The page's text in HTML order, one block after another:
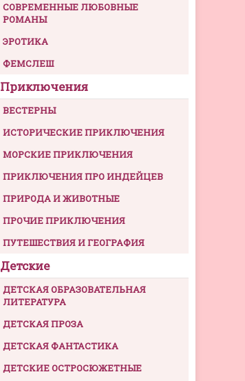
СОВРЕМЕННЫЕ ЛЮБОВНЫЕ
РОМАНЫ
ЭРОТИКА
ФЕМСЛЕШ
Приключения
ВЕСТЕРНЫ
ИСТОРИЧЕСКИЕ ПРИКЛЮЧЕНИЯ
МОРСКИЕ ПРИКЛЮЧЕНИЯ
ПРИКЛЮЧЕНИЯ ПРО ИНДЕЙЦЕВ
ПРИРОДА И ЖИВОТНЫЕ
ПРОЧИЕ ПРИКЛЮЧЕНИЯ
ПУТЕШЕСТВИЯ И ГЕОГРАФИЯ
Детские
ДЕТСКАЯ ОБРАЗОВАТЕЛЬНАЯ
ЛИТЕРАТУРА
ДЕТСКАЯ ПРОЗА
ДЕТСКАЯ ФАНТАСТИКА
ДЕТСКИЕ ОСТРОСЮЖЕТНЫЕ